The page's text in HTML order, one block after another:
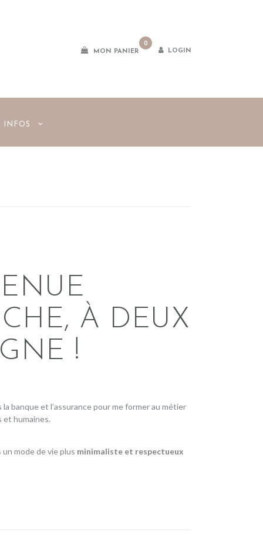
MON PANIER
0
LOGIN
INFOS
À DEUX
!
banque et l’assurance pour me former au métier
et humaines.
un mode de vie plus minimaliste et respectueux